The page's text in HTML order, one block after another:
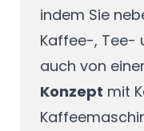
indem Sie
Kaffee-, Tee-
auch von
Konzept mit